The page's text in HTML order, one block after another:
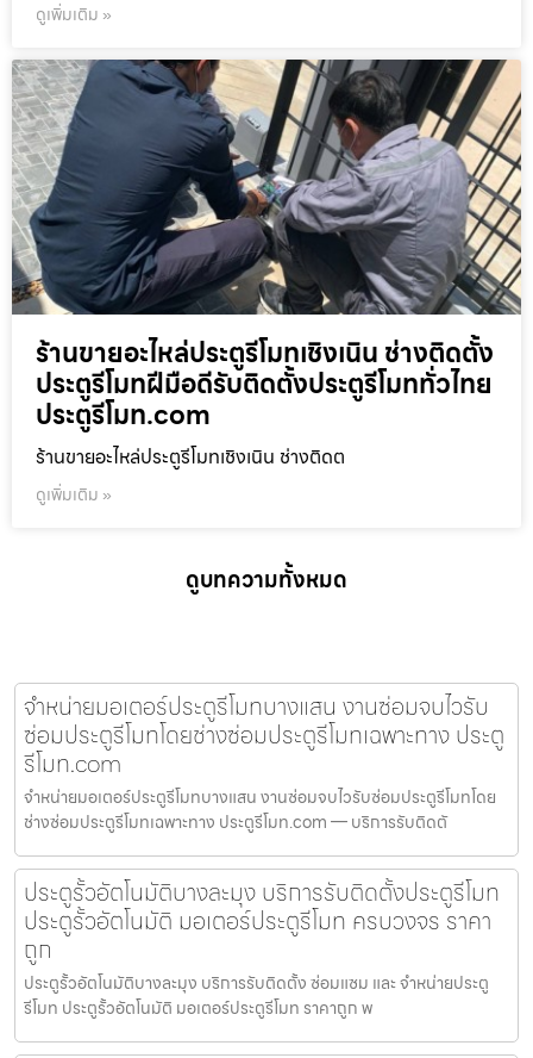
ดูเพิ่มเติม »
ร้านขายอะไหล่ประตูรีโมทเชิงเนิน ช่างติดตั้ง
ประตูรีโมทฝีมือดีรับติดตั้งประตูรีโมททั่วไทย
ประตูรีโมท.com
ร้านขายอะไหล่ประตูรีโมทเชิงเนิน ช่างติดต
ดูเพิ่มเติม »
ดูบทความทั้งหมด
จำหน่ายมอเตอร์ประตูรีโมทบางแสน งานซ่อมจบไวรับ
ซ่อมประตูรีโมทโดยช่างซ่อมประตูรีโมทเฉพาะทาง ประตู
รีโมท.com
จำหน่ายมอเตอร์ประตูรีโมทบางแสน งานซ่อมจบไวรับซ่อมประตูรีโมทโดย
ช่างซ่อมประตูรีโมทเฉพาะทาง ประตูรีโมท.com — บริการรับติดตั
ประตูรั้วอัตโนมัติบางละมุง บริการรับติดตั้งประตูรีโมท
ประตูรั้วอัตโนมัติ มอเตอร์ประตูรีโมท ครบวงจร ราคา
ถูก
ประตูรั้วอัตโนมัติบางละมุง บริการรับติดตั้ง ซ่อมแซม และ จำหน่ายประตู
รีโมท ประตูรั้วอัตโนมัติ มอเตอร์ประตูรีโมท ราคาถูก พ